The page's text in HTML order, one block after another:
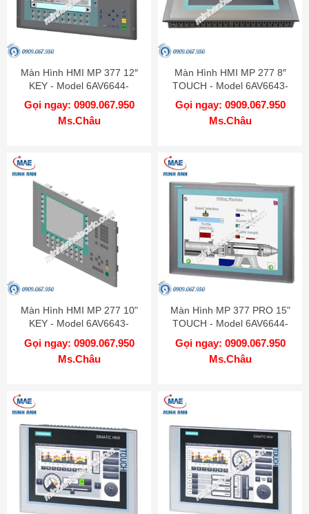
Màn Hình HMI MP 377 12″
KEY - Model 6AV6644-
0BA01-2AX1
Gọi ngay: 0909.067.950
Ms.Châu
Màn Hình HMI MP 277 8″
TOUCH - Model 6AV6643-
0CB01-1AX2
Gọi ngay: 0909.067.950
Ms.Châu
Màn Hình HMI MP 277 10"
KEY - Model 6AV6643-
0DD01-1AX2
Gọi ngay: 0909.067.950
Ms.Châu
Màn Hình MP 377 PRO 15"
TOUCH - Model 6AV6644-
2AB01-2AX0
Gọi ngay: 0909.067.950
Ms.Châu